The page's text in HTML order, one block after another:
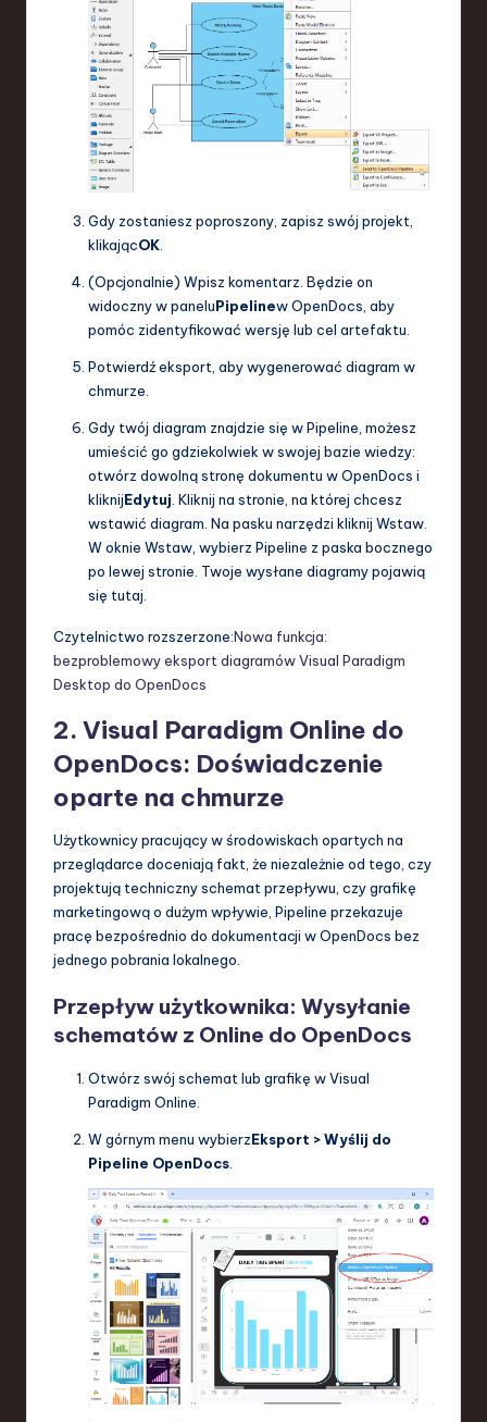
Gdy zostaniesz poproszony, zapisz swój projekt,
klikającOK
(Opcjonalnie) Wpisz komentarz. Będzie on
widoczny w paneluPipelinew OpenDocs, aby
pomóc zidentyfikować wersję lub cel artefaktu.
Potwierdź eksport, aby wygenerować diagram w
chmurze.
Gdy twój diagram znajdzie się w Pipeline, możesz
umieścić go gdziekolwiek w swojej bazie wiedzy:
otwórz dowolną stronę dokumentu w OpenDocs i
kliknijEdytuj . Kliknij na stronie, na której chcesz
wstawić diagram. Na pasku narzędzi kliknij Wstaw.
W oknie Wstaw, wybierz Pipeline z paska bocznego
po lewej stronie. Twoje wysłane diagramy pojawią
się tutaj.
Czytelnictwo rozszerzone:Nowa funkcja:
bezproblemowy eksport diagramów Visual Paradigm
Desktop do OpenDocs
2. Visual Paradigm Online do
OpenDocs: Doświadczenie
oparte na chmurze
Użytkownicy pracujący w środowiskach opartych na
przeglądarce doceniają fakt, że niezależnie od tego, czy
projektują techniczny schemat przepływu, czy grafikę
marketingową o dużym wpływie, Pipeline przekazuje
pracę bezpośrednio do dokumentacji w OpenDocs bez
jednego pobrania lokalnego.
Przepływ użytkownika: Wysyłanie
schematów z Online do OpenDocs
Otwórz swój schemat lub grafikę w Visual
Paradigm Online.
W górnym menu wybierzEksport > Wyślij do
Pipeline OpenDocs